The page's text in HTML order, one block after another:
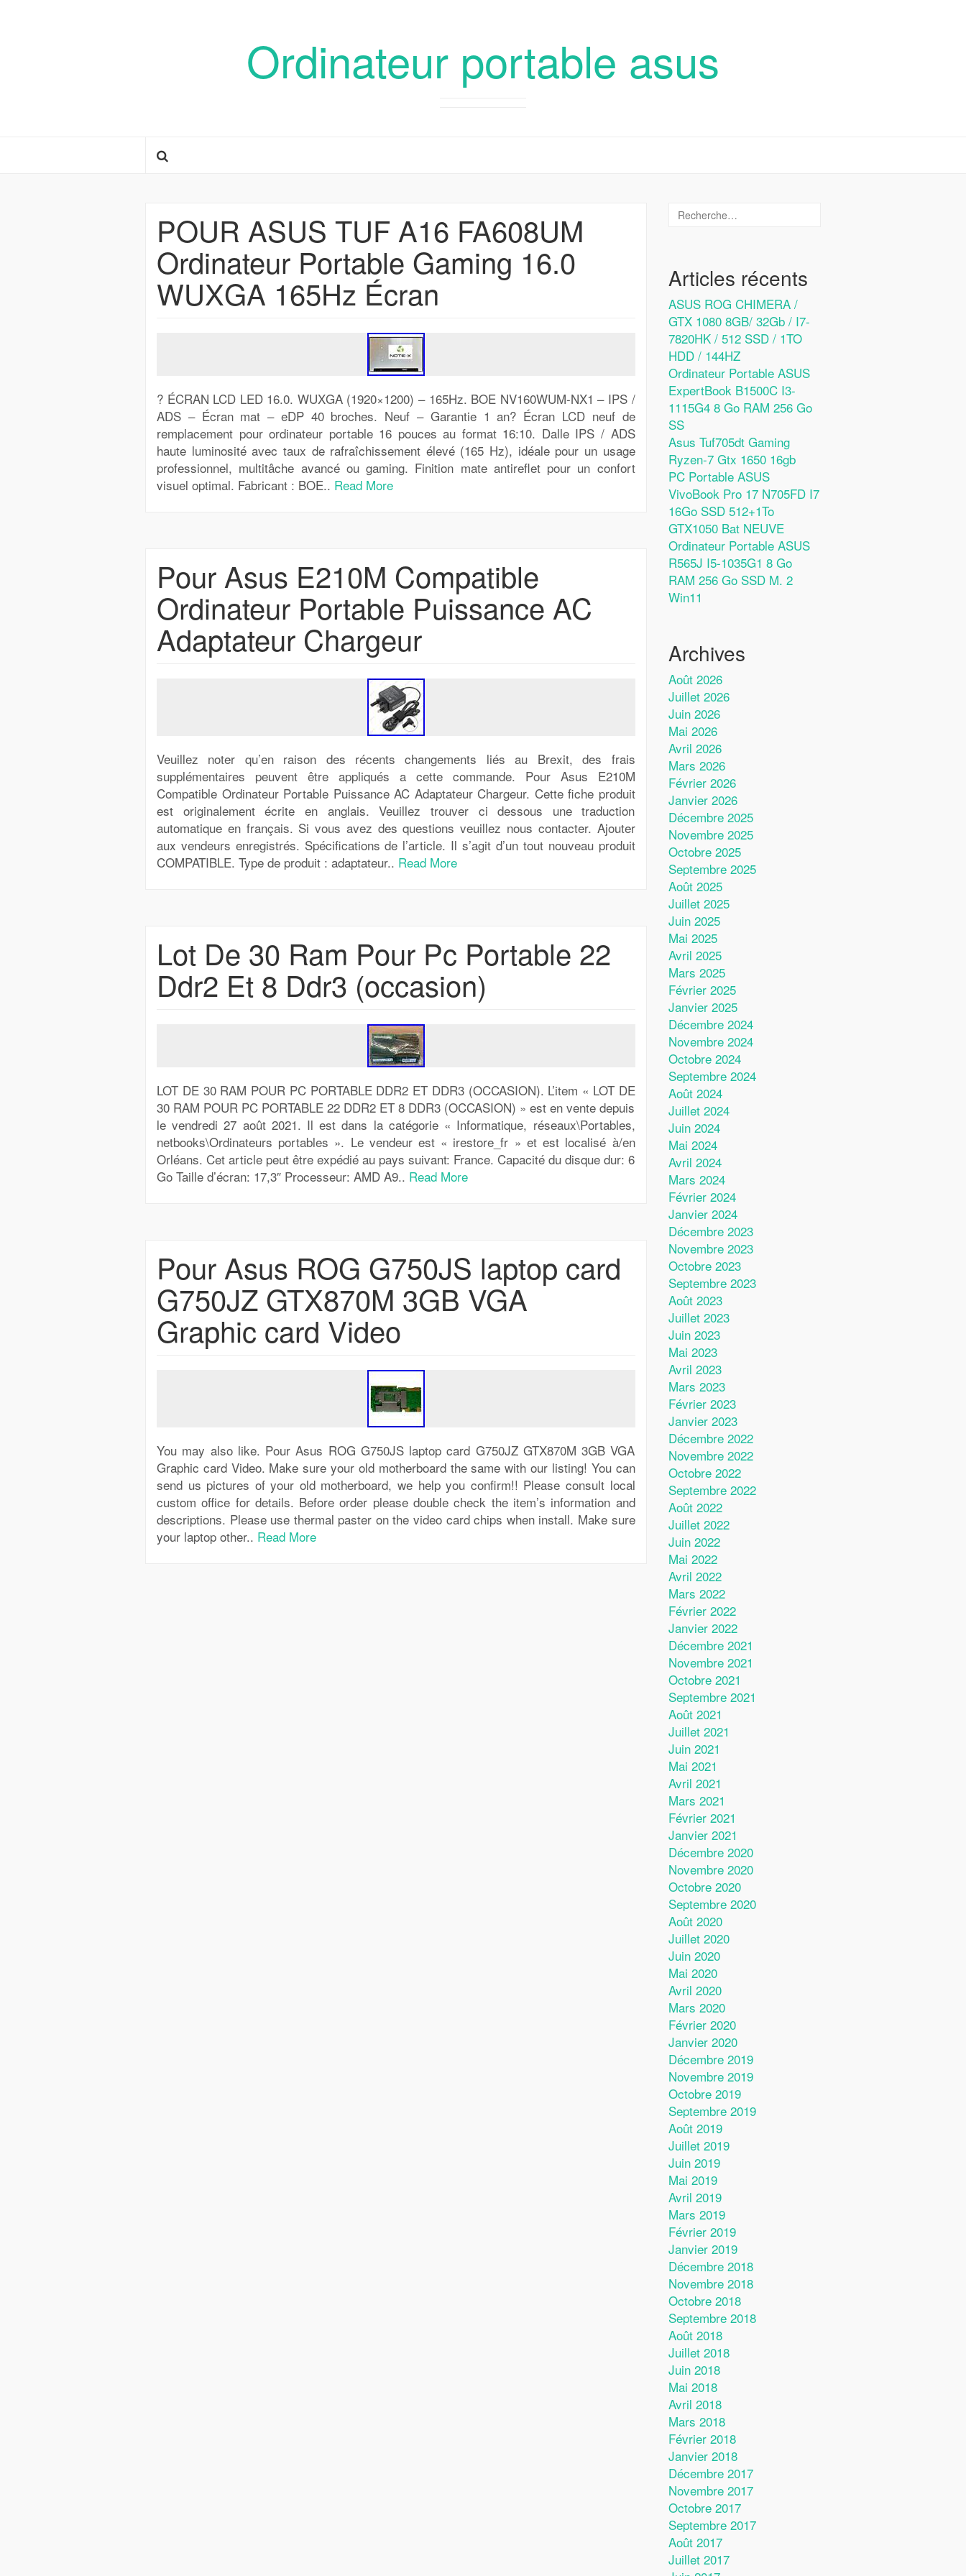
Ordinateur portable asus
POUR ASUS TUF A16 FA608UM
Ordinateur Portable Gaming 16.0
WUXGA 165Hz Écran
? ÉCRAN LCD LED 16.0. WUXGA (1920×1200) – 165Hz. BOE NV160WUM-NX1 – IPS /
ADS – Écran mat – eDP 40 broches. Neuf – Garantie 1 an? Écran LCD neuf de
remplacement pour ordinateur portable 16 pouces au format 16:10. Dalle IPS / ADS
haute luminosité avec taux de rafraîchissement élevé (165 Hz), idéale pour un usage
professionnel, multitâche avancé ou gaming. Finition mate antireflet pour un confort
visuel optimal. Fabricant : BOE.. Read More
Pour Asus E210M Compatible
Ordinateur Portable Puissance AC
Adaptateur Chargeur
Veuillez noter qu’en raison des récents changements liés au Brexit, des frais
supplémentaires peuvent être appliqués a cette commande. Pour Asus E210M
Compatible Ordinateur Portable Puissance AC Adaptateur Chargeur. Cette fiche produit
est originalement écrite en anglais. Veuillez trouver ci dessous une traduction
automatique en français. Si vous avez des questions veuillez nous contacter. Ajouter
aux vendeurs enregistrés. Spécifications de l’article. Il s’agit d’un tout nouveau produit
COMPATIBLE. Type de produit : adaptateur.. Read More
Lot De 30 Ram Pour Pc Portable 22
Ddr2 Et 8 Ddr3 (occasion)
LOT DE 30 RAM POUR PC PORTABLE DDR2 ET DDR3 (OCCASION). L’item « LOT DE
30 RAM POUR PC PORTABLE 22 DDR2 ET 8 DDR3 (OCCASION) » est en vente depuis
le vendredi 27 août 2021. Il est dans la catégorie « Informatique, réseaux\Portables,
netbooks\Ordinateurs portables ». Le vendeur est « irestore_fr » et est localisé à/en
Orléans. Cet article peut être expédié au pays suivant: France. Capacité du disque dur: 6
Go Taille d’écran: 17,3″ Processeur: AMD A9.. Read More
Pour Asus ROG G750JS laptop card
G750JZ GTX870M 3GB VGA
Graphic card Video
You may also like. Pour Asus ROG G750JS laptop card G750JZ GTX870M 3GB VGA
Graphic card Video. Make sure your old motherboard the same with our listing! You can
send us pictures of your old motherboard, we help you confirm!! Please consult local
custom office for details. Before order please double check the item’s information and
descriptions. Please use thermal paster on the video card chips when install. Make sure
your laptop other.. Read More
Articles récents
ASUS ROG CHIMERA /
GTX 1080 8GB/ 32Gb / I7-
7820HK / 512 SSD / 1TO
HDD / 144HZ
Ordinateur Portable ASUS
ExpertBook B1500C I3-
1115G4 8 Go RAM 256 Go
SS
Asus Tuf705dt Gaming
Ryzen-7 Gtx 1650 16gb
PC Portable ASUS
VivoBook Pro 17 N705FD I7
16Go SSD 512+1To
GTX1050 Bat NEUVE
Ordinateur Portable ASUS
R565J I5-1035G1 8 Go
RAM 256 Go SSD M. 2
Win11
Archives
Août 2026
Juillet 2026
Juin 2026
Mai 2026
Avril 2026
Mars 2026
Février 2026
Janvier 2026
Décembre 2025
Novembre 2025
Octobre 2025
Septembre 2025
Août 2025
Juillet 2025
Juin 2025
Mai 2025
Avril 2025
Mars 2025
Février 2025
Janvier 2025
Décembre 2024
Novembre 2024
Octobre 2024
Septembre 2024
Août 2024
Juillet 2024
Juin 2024
Mai 2024
Avril 2024
Mars 2024
Février 2024
Janvier 2024
Décembre 2023
Novembre 2023
Octobre 2023
Septembre 2023
Août 2023
Juillet 2023
Juin 2023
Mai 2023
Avril 2023
Mars 2023
Février 2023
Janvier 2023
Décembre 2022
Novembre 2022
Octobre 2022
Septembre 2022
Août 2022
Juillet 2022
Juin 2022
Mai 2022
Avril 2022
Mars 2022
Février 2022
Janvier 2022
Décembre 2021
Novembre 2021
Octobre 2021
Septembre 2021
Août 2021
Juillet 2021
Juin 2021
Mai 2021
Avril 2021
Mars 2021
Février 2021
Janvier 2021
Décembre 2020
Novembre 2020
Octobre 2020
Septembre 2020
Août 2020
Juillet 2020
Juin 2020
Mai 2020
Avril 2020
Mars 2020
Février 2020
Janvier 2020
Décembre 2019
Novembre 2019
Octobre 2019
Septembre 2019
Août 2019
Juillet 2019
Juin 2019
Mai 2019
Avril 2019
Mars 2019
Février 2019
Janvier 2019
Décembre 2018
Novembre 2018
Octobre 2018
Septembre 2018
Août 2018
Juillet 2018
Juin 2018
Mai 2018
Avril 2018
Mars 2018
Février 2018
Janvier 2018
Décembre 2017
Novembre 2017
Octobre 2017
Septembre 2017
Août 2017
Juillet 2017